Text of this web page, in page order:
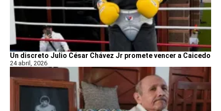
Un discreto Julio César Chávez Jr promete vencer a Caicedo
24 abril, 2026